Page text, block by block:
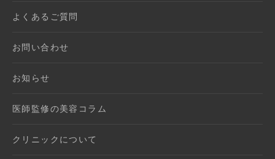
よくあるご質問
お問い合わせ
お知らせ
医師監修の美容コラム
クリニックについて